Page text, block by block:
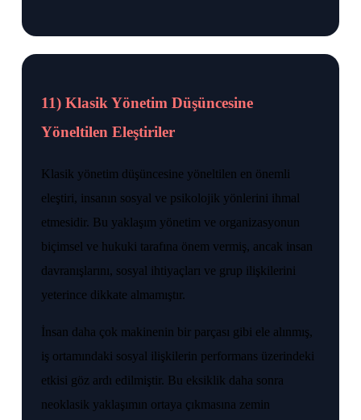
11) Klasik Yönetim Düşüncesine
Yöneltilen Eleştiriler
Klasik yönetim düşüncesine yöneltilen en önemli
eleştiri, insanın sosyal ve psikolojik yönlerini ihmal
etmesidir. Bu yaklaşım yönetim ve organizasyonun
biçimsel ve hukuki tarafına önem vermiş, ancak insan
davranışlarını, sosyal ihtiyaçları ve grup ilişkilerini
yeterince dikkate almamıştır.
İnsan daha çok makinenin bir parçası gibi ele alınmış,
iş ortamındaki sosyal ilişkilerin performans üzerindeki
etkisi göz ardı edilmiştir. Bu eksiklik daha sonra
neoklasik yaklaşımın ortaya çıkmasına zemin